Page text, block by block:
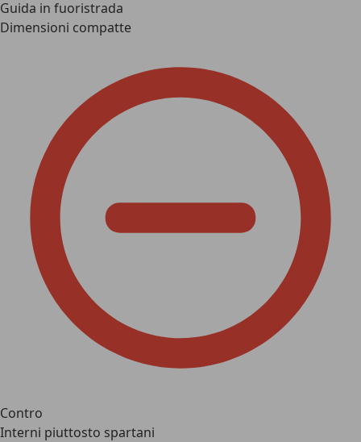
Guida in fuoristrada
Dimensioni compatte
Contro
Interni piuttosto spartani